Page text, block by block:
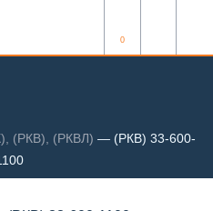
0
(РКВ), (РКВЛ) — (РКВ) 33-600-